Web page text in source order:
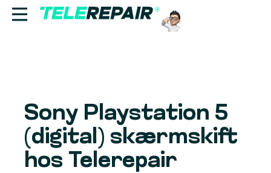
Find butik
Erhverv
Sony Playstation 5
(digital) skærmskift
hos Telerepair